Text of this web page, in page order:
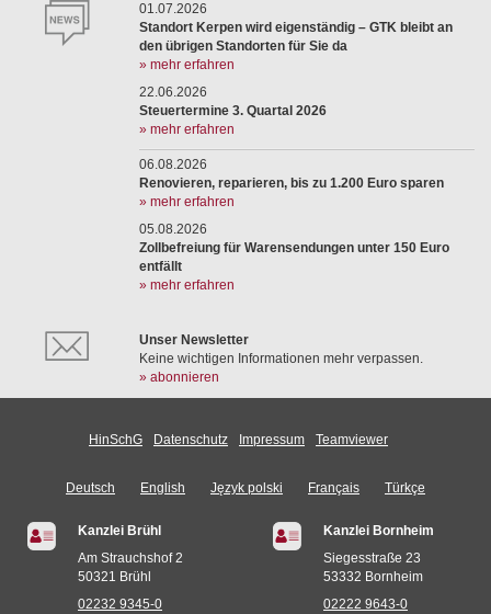
01.07.2026
Standort Kerpen wird eigenständig – GTK bleibt an
den übrigen Standorten für Sie da
» mehr erfahren
22.06.2026
Steuertermine 3. Quartal 2026
» mehr erfahren
06.08.2026
Renovieren, reparieren, bis zu 1.200 Euro sparen
» mehr erfahren
05.08.2026
Zollbefreiung für Warensendungen unter 150 Euro
entfällt
» mehr erfahren
Unser Newsletter
Keine wichtigen Informationen mehr verpassen.
» abonnieren
HinSchG Datenschutz Impressum Teamviewer
Deutsch English Język polski Français Türkçe
Kanzlei Brühl
Am Strauchshof 2
50321 Brühl
02232 9345-0
Kanzlei Bornheim
Siegesstraße 23
53332 Bornheim
02222 9643-0